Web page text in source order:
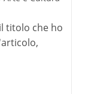
titolo che ho